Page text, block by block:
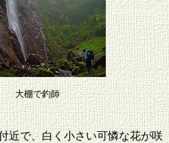
大棚で釣師
近で、白く小さい可憐な花が咲